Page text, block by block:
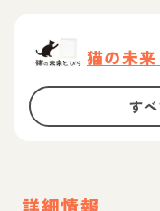
猫の未
す